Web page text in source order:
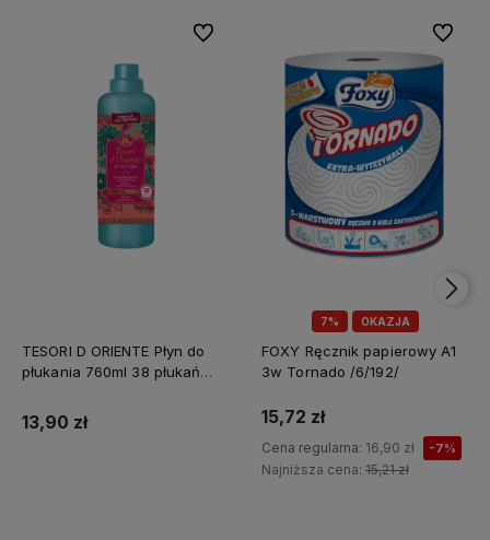
TESORI D ORIENTE Płyn do
płukania 760ml 38 płukań
13,90 zł
Do ulubionych
7% OKAZJA
FOXY Ręcznik papierowy A1
3w Tornado /6/192/
15,72 zł
Cena regularna: 16,90 zł -7%
Najniższa cena: 15,21 zł
Do